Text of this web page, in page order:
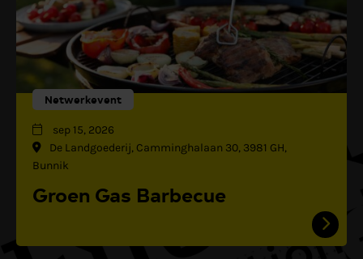
Netwerkevent
sep 15, 2026
De Landgoederij, Camminghalaan 30, 3981 GH,
Bunnik
Groen Gas Barbecue